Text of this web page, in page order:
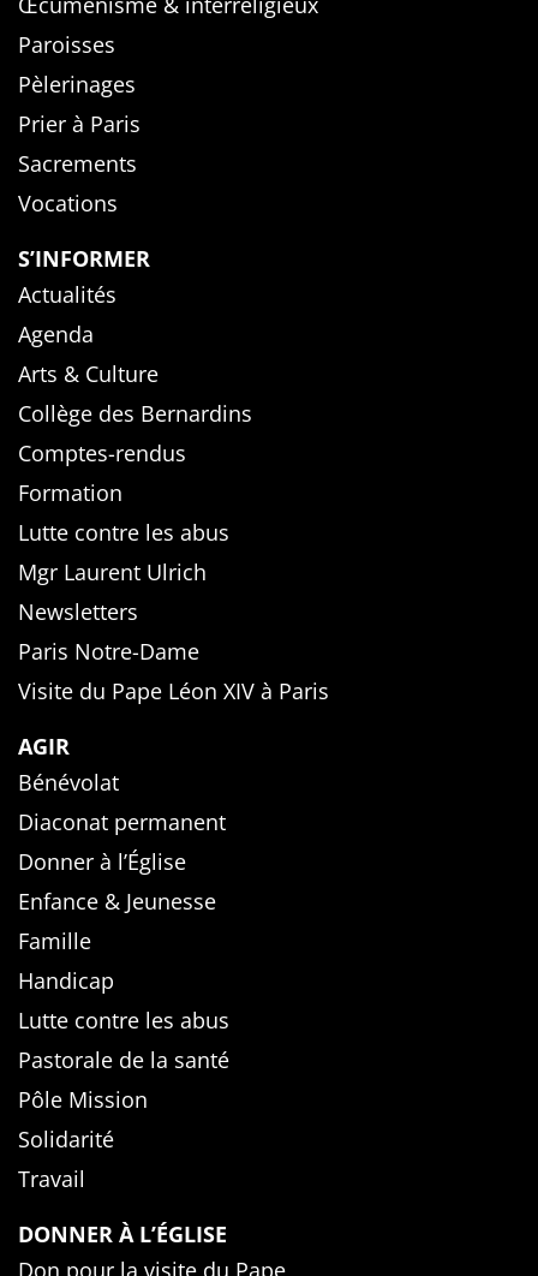
Paroisses
Pèlerinages
Prier à Paris
Sacrements
Vocations
S’INFORMER
Actualités
Agenda
Arts & Culture
Collège des Bernardins
Comptes-rendus
Formation
Lutte contre les abus
Mgr Laurent Ulrich
Newsletters
Paris Notre-Dame
Visite du Pape Léon XIV à Paris
AGIR
Bénévolat
Diaconat permanent
Donner à l’Église
Enfance & Jeunesse
Famille
Handicap
Lutte contre les abus
Pastorale de la santé
Pôle Mission
Solidarité
Travail
DONNER À L’ÉGLISE